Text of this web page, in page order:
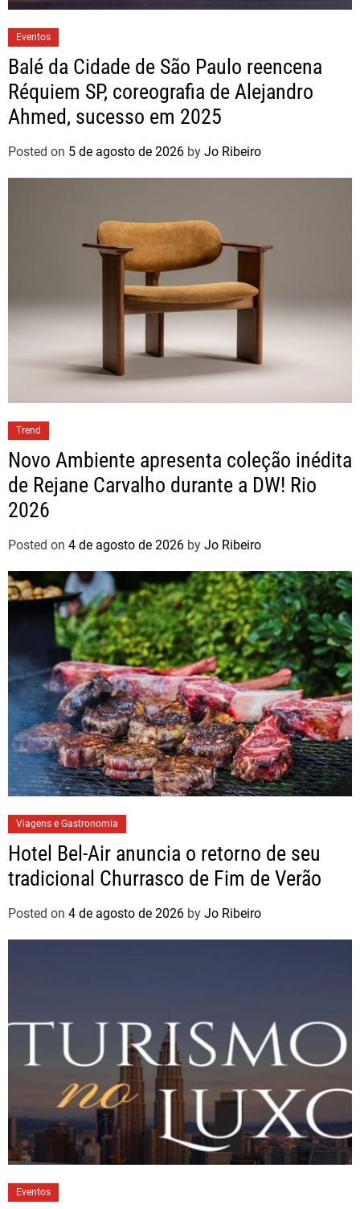
Eventos
Balé da Cidade de São Paulo reencena
Réquiem SP, coreografia de Alejandro
Ahmed, sucesso em 2025
Posted on 5 de agosto de 2026 by Jo Ribeiro
Trend
Novo Ambiente apresenta coleção inédita
de Rejane Carvalho durante a DW! Rio
2026
Posted on 4 de agosto de 2026 by Jo Ribeiro
Viagens e Gastronomia
Hotel Bel-Air anuncia o retorno de seu
tradicional Churrasco de Fim de Verão
Posted on 4 de agosto de 2026 by Jo Ribeiro
Eventos